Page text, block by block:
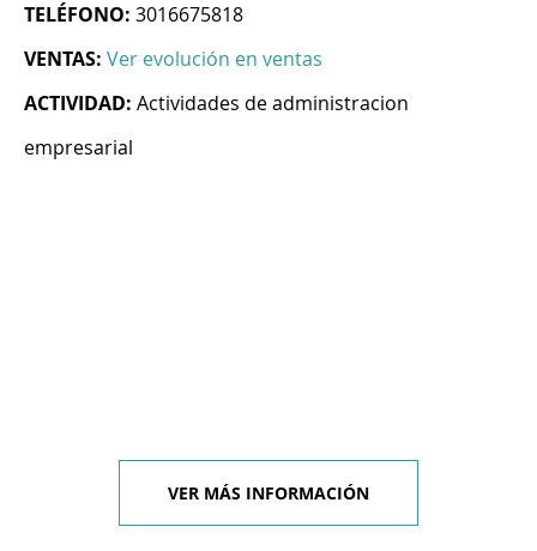
TELÉFONO: 3016675818
VENTAS: Ver evolución en ventas
ACTIVIDAD: Actividades de administracion
empresarial
VER MÁS INFORMACIÓN